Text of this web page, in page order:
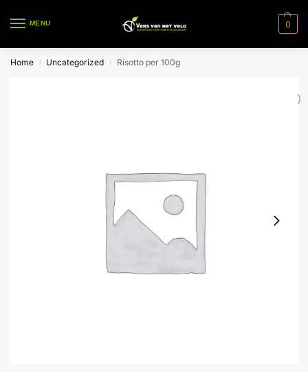
MENU 0
Home / Uncategorized / Risotto per 100g